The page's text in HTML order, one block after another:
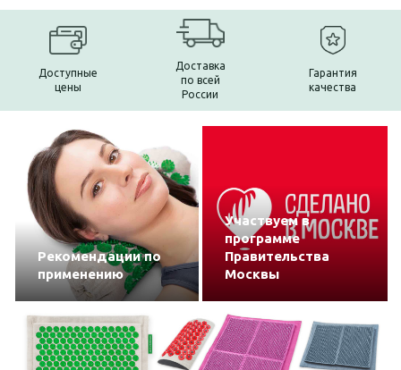
Доступные
цены
Доставка
по всей
России
Гарантия
качества
Рекомендации по
применению
Участвуем в
программе
Правительства
Москвы